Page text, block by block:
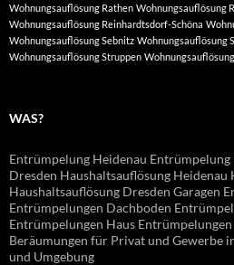
Wohnungsauflösung Rathen Wohnungsauflösung
Wohnungsauflösung Reinhardtsdorf-Schöna
Wohnungsauflösung Sebnitz Wohnungsauflösung
Wohnungsauflösung Struppen
WAS?
Entrümpelung Heidenau
Dresden Haushaltsauflösung
Haushaltsauflösung Dresden Garagen
Entrümpelungen Dachboden
Entrümpelungen Haus
Beräumungen für Privat und Gewerbe
und Umgebung